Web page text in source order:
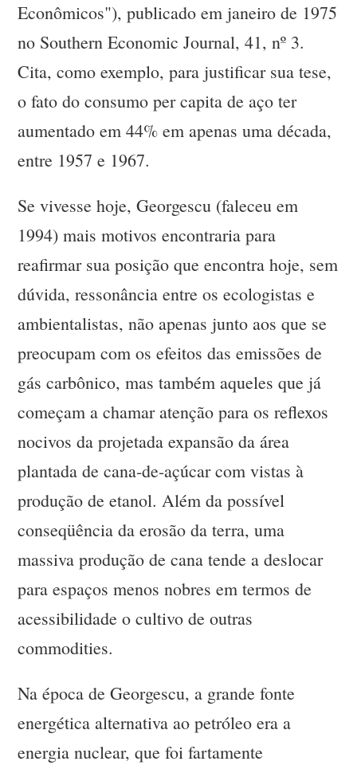
Econômicos"), publicado em janeiro de 1975
no Southern Economic Journal, 41, nº 3.
Cita, como exemplo, para justificar sua tese,
o fato do consumo per capita de aço ter
aumentado em 44% em apenas uma década,
entre 1957 e 1967.
Se vivesse hoje, Georgescu (faleceu em
1994) mais motivos encontraria para
reafirmar sua posição que encontra hoje, sem
dúvida, ressonância entre os ecologistas e
ambientalistas, não apenas junto aos que se
preocupam com os efeitos das emissões de
gás carbônico, mas também aqueles que já
começam a chamar atenção para os reflexos
nocivos da projetada expansão da área
plantada de cana-de-açúcar com vistas à
produção de etanol. Além da possível
conseqüência da erosão da terra, uma
massiva produção de cana tende a deslocar
para espaços menos nobres em termos de
acessibilidade o cultivo de outras
commodities.
Na época de Georgescu, a grande fonte
energética alternativa ao petróleo era a
energia nuclear, que foi fartamente